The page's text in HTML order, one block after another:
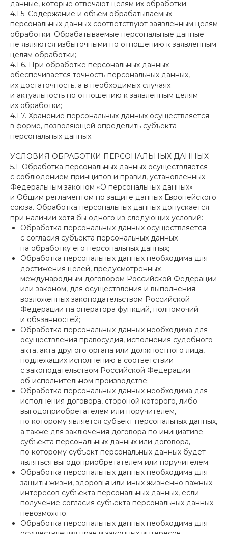
данные, которые отвечают целям их обработки;
4.1.5. Содержание и объём обрабатываемых
персональных данных соответствуют заявленным целям
обработки. Обрабатываемые персональные данные
не являются избыточными по отношению к заявленным
целям обработки;
4.1.6. При обработке персональных данных
обеспечивается точность персональных данных,
их достаточность, а в необходимых случаях
и актуальность по отношению к заявленным целям
их обработки;
4.1.7. Хранение персональных данных осуществляется
в форме, позволяющей определить субъекта
персональных данных.
УСЛОВИЯ ОБРАБОТКИ ПЕРСОНАЛЬНЫХ ДАННЫХ
5.1. Обработка персональных данных осуществляется
с соблюдением принципов и правил, установленных
Федеральным законом «О персональных данных»
и Общим регламентом по защите данных Европейского
союза. Обработка персональных данных допускается
при наличии хотя бы одного из следующих условий:
Обработка персональных данных осуществляется
с согласия субъекта персональных данных
на обработку его персональных данных;
Обработка персональных данных необходима для
достижения целей, предусмотренных
международным договором Российской Федерации
или законом, для осуществления и выполнения
возложенных законодательством Российской
Федерации на оператора функций, полномочий
и обязанностей;
Обработка персональных данных необходима для
осуществления правосудия, исполнения судебного
акта, акта другого органа или должностного лица,
подлежащих исполнению в соответствии
с законодательством Российской Федерации
об исполнительном производстве;
Обработка персональных данных необходима для
исполнения договора, стороной которого, либо
выгодоприобретателем или поручителем,
по которому является субъект персональных данных,
а также для заключения договора по инициативе
субъекта персональных данных или договора,
по которому субъект персональных данных будет
являться выгодоприобретателем или поручителем;
Обработка персональных данных необходима для
защиты жизни, здоровья или иных жизненно важных
интересов субъекта персональных данных, если
получение согласия субъекта персональных данных
невозможно;
Обработка персональных данных необходима для